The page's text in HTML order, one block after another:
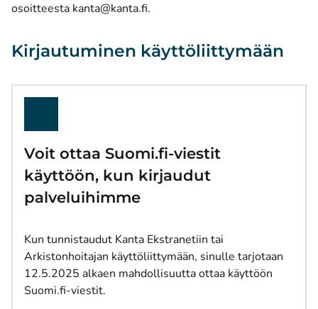
osoitteesta kanta@kanta.fi.
Kirjautuminen käyttöliittymään
Voit ottaa Suomi.fi-viestit
käyttöön, kun kirjaudut
palveluihimme
Kun tunnistaudut Kanta Ekstranetiin tai
Arkistonhoitajan käyttöliittymään, sinulle tarjotaan
12.5.2025 alkaen mahdollisuutta ottaa käyttöön
Suomi.fi-viestit.